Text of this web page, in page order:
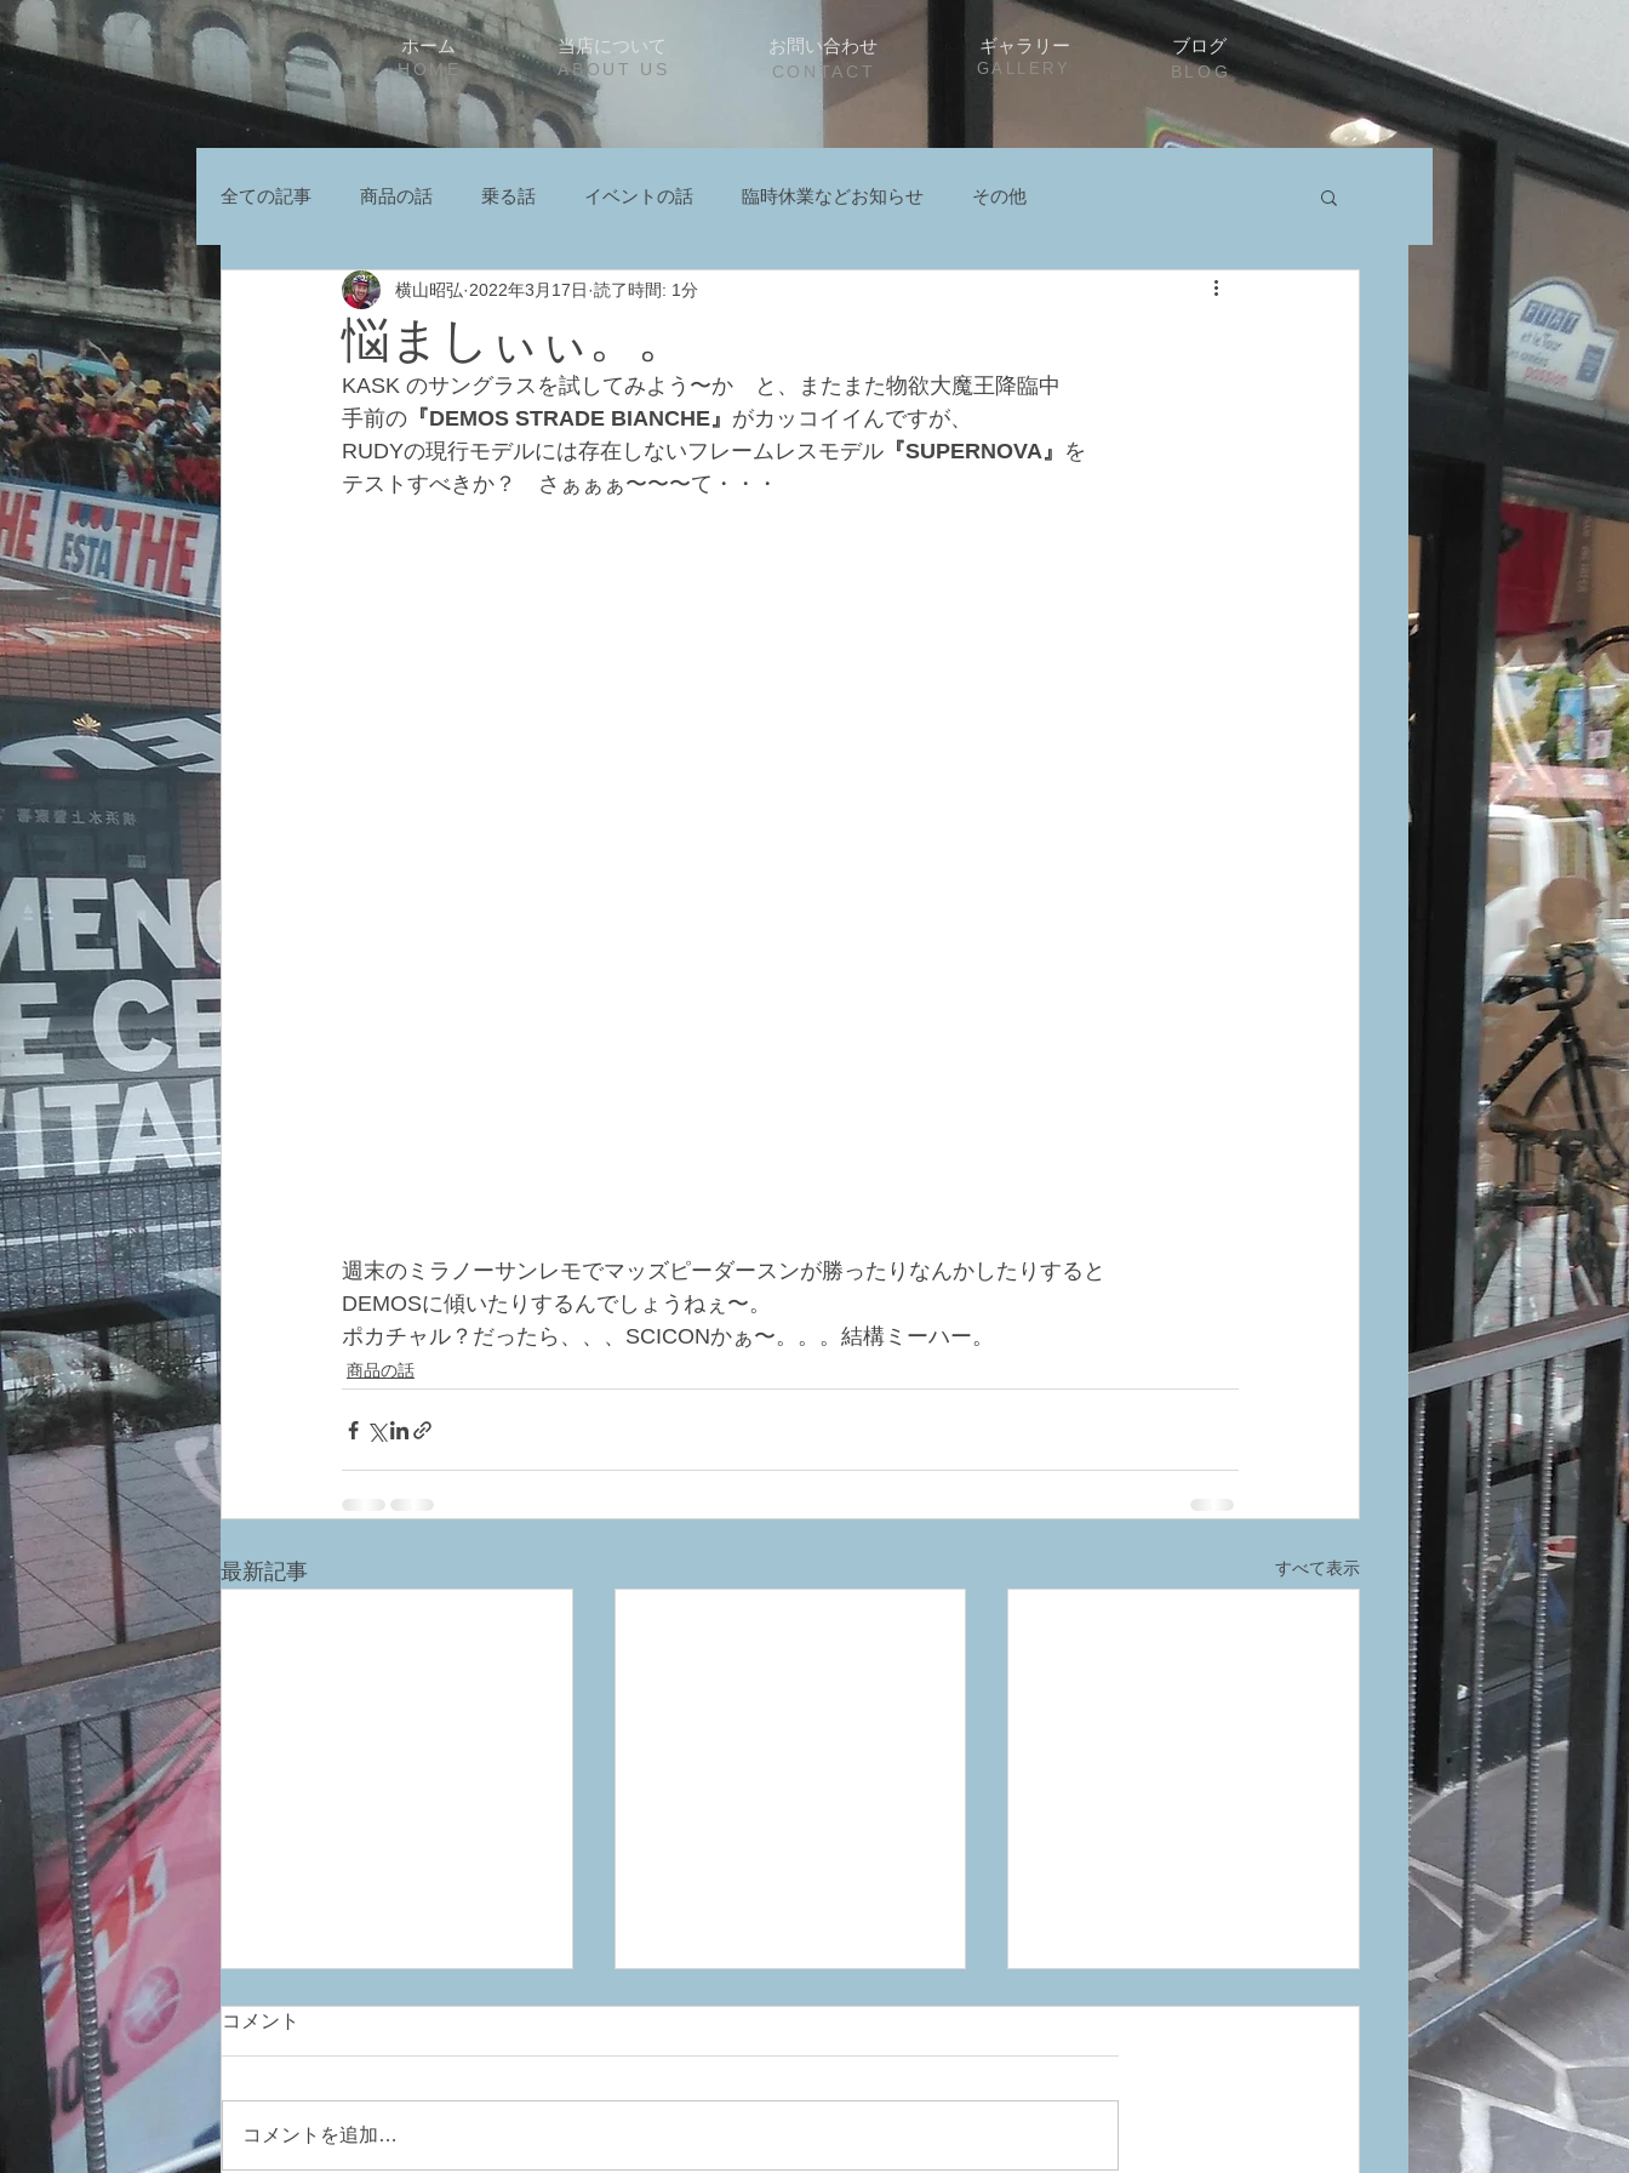
ホーム 当店について お問い合わせ ギャラリー ブログ
HOME ABOUT US GALLERY
CONTACT BLOG
全ての記事 商品の話 乗る話 イベントの話 臨時休業などお知らせ その他
悩ましぃぃ。。
横山昭弘 2022年3月17日 読了時間: 1分
KASK のサングラスを試してみよう〜か　と、またまた物欲大魔王降臨中
手前の 『DEMOS STRADE BIANCHE』 がカッコイイんですが、
RUDYの現行モデルには存在しないフレームレスモデル 『SUPERNOVA』 を
テストすべきか？　さぁぁぁ〜〜〜て・・・
週末のミラノーサンレモでマッズピーダースンが勝ったりなんかしたりすると
DEMOSに傾いたりするんでしょうねぇ〜。
ポカチャル？だったら、、、SCICONかぁ〜。。。結構ミーハー。
商品の話
最新記事 すべて表示
ひっそりと最新
コメント
コメントを追加…